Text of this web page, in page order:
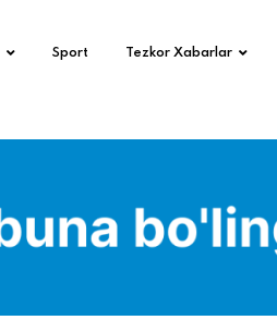
Sport Tezkor Xabarlar